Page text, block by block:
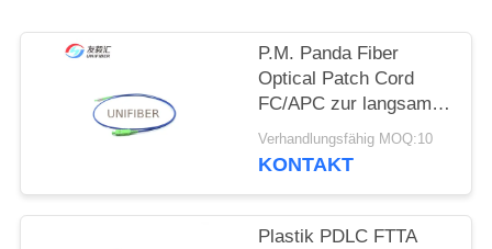
ZITAT
SITEMAP
POLICY
P.M. Panda Fiber
Optical Patch Cord
FC/APC zur langsamen
Achsen-Funktion
SC/APC
Verhandlungsfähig MOQ:10
KONTAKT
Plastik PDLC FTTA